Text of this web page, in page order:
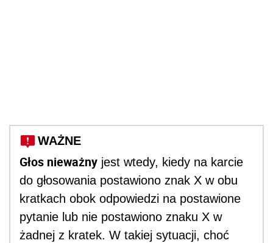
WAŻNE
Głos nieważny jest wtedy, kiedy na karcie
do głosowania postawiono znak X w obu
kratkach obok odpowiedzi na postawione
pytanie lub nie postawiono znaku X w
żadnej z kratek. W takiej sytuacji, choć